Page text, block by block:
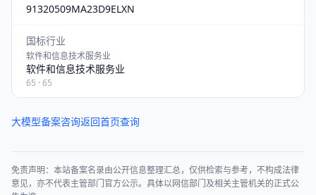
91320509MA23D9ELXN
国标行业
软件和信息技术服务业
软件和信息技术服务业
65 · 65
大模型备案咨询返回首页查询
免责声明：本站备案名录由公开信息整理汇总，仅供检索与参考，不构成法律
意见，亦不代表主管部门官方公示。具体以网信部门及相关主管机关的正式公